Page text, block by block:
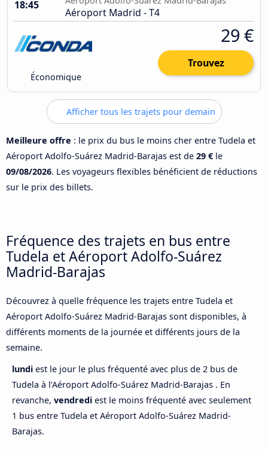
18:45
Aéroport Madrid - T4
Économique
29 €
Trouvez
Afficher tous les trajets pour demain
Meilleure offre : le prix du bus le moins cher entre Tudela et
Aéroport Adolfo-Suárez Madrid-Barajas est de 29 € le
09/08/2026. Les voyageurs flexibles bénéficient de réductions
sur le prix des billets.
Fréquence des trajets en bus entre
Tudela et Aéroport Adolfo-Suárez
Madrid-Barajas
Découvrez à quelle fréquence les trajets entre Tudela et
Aéroport Adolfo-Suárez Madrid-Barajas sont disponibles, à
différents moments de la journée et différents jours de la
semaine.
lundi est le jour le plus fréquenté avec plus de 2 bus de
Tudela à l’Aéroport Adolfo-Suárez Madrid-Barajas . En
revanche, vendredi est le moins fréquenté avec seulement
1 bus entre Tudela et Aéroport Adolfo-Suárez Madrid-
Barajas.